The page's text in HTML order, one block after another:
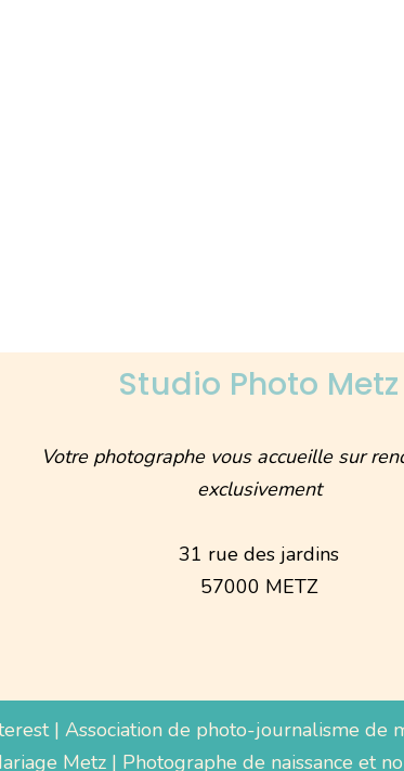
Studio Photo Metz
Votre photographe vous accueille sur
exclusivement
31 rue des jardins
57000 METZ
| Association de photo-journalisme de
Metz | Photographe de naissance et